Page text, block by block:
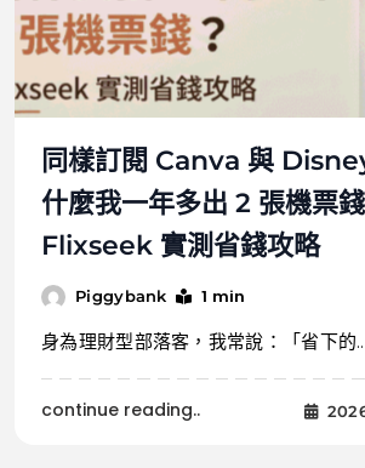
同樣訂閱 Canva 與
什麼我一年多出 2 張機票
Flixseek 實測省錢攻略
Piggybank 1 min
身為理財型部落客，我常說：「省下的
continue reading..